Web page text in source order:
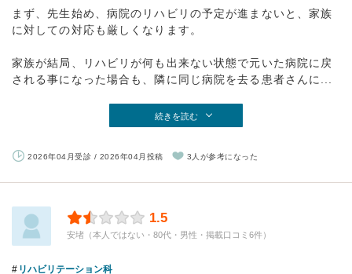
まず、先生始め、病院のリハビリの予定が進まないと、家族
に対しての対応も厳しくなります。
家族が結局、リハビリが何も出来ない状態で元いた病院に戻
される事になった場合も、隣に同じ病院を去る患者さんに...
続きを読む
2026年04月受診 / 2026年04月投稿 3人が参考になった
1.5
安堵（本人ではない・80代・男性・掲載口コミ6件）
リハビリテーション科